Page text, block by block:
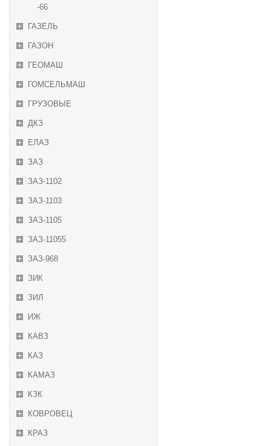
-66
ГАЗЕЛЬ
ГАЗОН
ГЕОМАШ
ГОМСЕЛЬМАШ
ГРУЗОВЫЕ
ДКЗ
ЕЛАЗ
ЗАЗ
ЗАЗ-1102
ЗАЗ-1103
ЗАЗ-1105
ЗАЗ-11055
ЗАЗ-968
ЗИК
ЗИЛ
ИЖ
КАВЗ
КАЗ
КАМАЗ
КЗК
КОВРОВЕЦ
КРАЗ